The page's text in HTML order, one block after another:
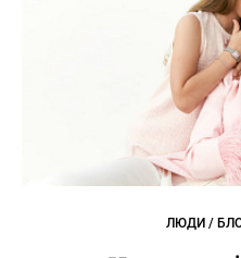
ЛЮДИ /